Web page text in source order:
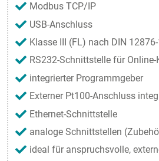
Modbus TCP/IP
USB-Anschluss
Klasse III (FL) nach DIN 12876-
RS232-Schnittstelle für
integrierter Programmgeber
Externer Pt100-Anschluss
Ethernet-Schnittstelle
analoge Schnittstellen
ideal für anspruchsvolle,